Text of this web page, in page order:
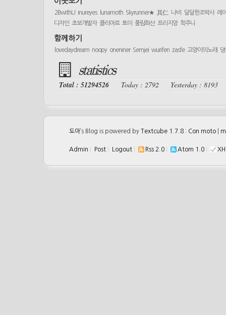
2BwithU inureyes lunamoth Skyrunner★ 其仁 나비 달달한조박사 레
디자인 초보개발자 클리아르 토이 풍림화산 프리지앙 학주니
함께하기
lovedaydream noopy oneniner Semjei wurifen zasfe 고양이의노래
statistics
Total : 51294526 Today : 2792 Yesterday : 8193
도아’s Blog is powered by Textcube 1.7.8 : Con moto
Admin Post Logout Rss 2.0 Atom 1.0